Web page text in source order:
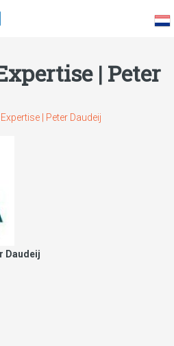
| Peter
| Peter Daudeij
Daudeij